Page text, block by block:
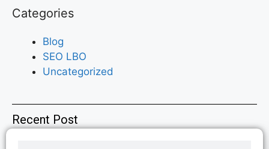
Categories
Blog
SEO LBO
Uncategorized
Recent Post